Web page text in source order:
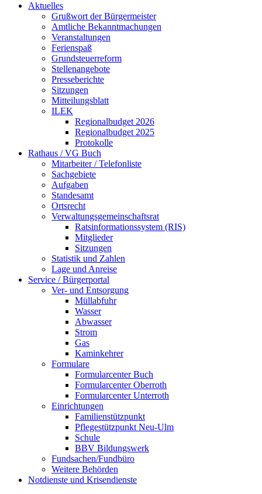
Aktuelles
Grußwort der Bürgermeister
Amtliche Bekanntmachungen
Veranstaltungen
Ferienspaß
Grundsteuerreform
Stellenangebote
Presseberichte
Sitzungen
Mitteilungsblatt
ILEK
Regionalbudget 2026
Regionalbudget 2025
Protokolle
Rathaus / VG Buch
Mitarbeiter / Telefonliste
Sachgebiete
Aufgaben
Standesamt
Ortsrecht
Verwaltungsgemeinschaftsrat
Ratsinformationssystem (RIS)
Mitglieder
Sitzungen
Statistik und Zahlen
Lage und Anreise
Service / Bürgerportal
Ver- und Entsorgung
Müllabfuhr
Wasser
Abwasser
Strom
Gas
Kaminkehrer
Formulare
Formularcenter Buch
Formularcenter Oberroth
Formularcenter Unterroth
Einrichtungen
Familienstützpunkt
Pflegestützpunkt Neu-Ulm
Schule
BBV Bildungswerk
Fundsachen/Fundbüro
Weitere Behörden
Notdienste und Krisendienste